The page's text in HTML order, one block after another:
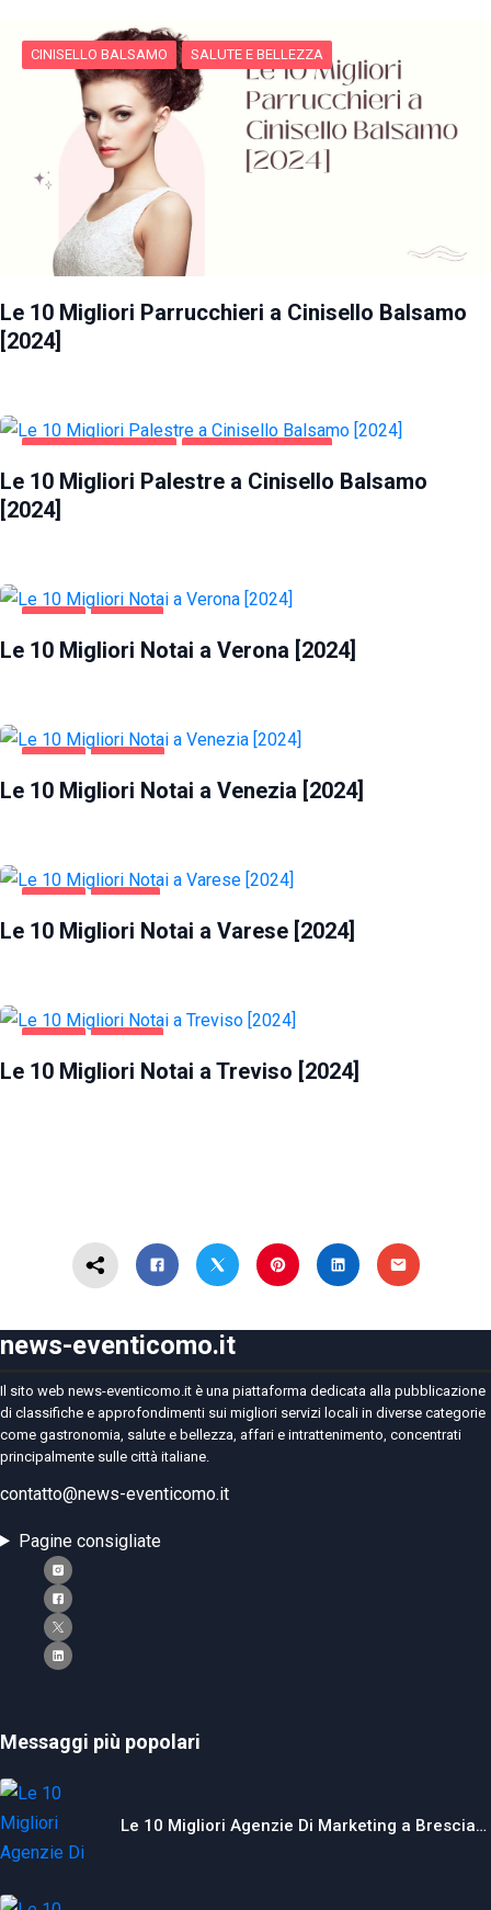
CINISELLO BALSAMO SALUTE E BELLEZZA
Le 10 Migliori Parrucchieri a Cinisello Balsamo
[2024]
CINISELLO BALSAMO SALUTE E BELLEZZA
Le 10 Migliori Palestre a Cinisello Balsamo
[2024]
AFFARI VERONA
Le 10 Migliori Notai a Verona [2024]
AFFARI VENEZIA
Le 10 Migliori Notai a Venezia [2024]
AFFARI VARESE
Le 10 Migliori Notai a Varese [2024]
AFFARI TREVISO
Le 10 Migliori Notai a Treviso [2024]
news-eventicomo.it
Il sito web news-eventicomo.it è una piattaforma dedicata alla pubblicazione
di classifiche e approfondimenti sui migliori servizi locali in diverse categorie
come gastronomia, salute e bellezza, affari e intrattenimento, concentrati
principalmente sulle città italiane.
contatto@news-eventicomo.it
Pagine consigliate
Messaggi più popolari
Le 10 Migliori Agenzie Di Marketing a Brescia…